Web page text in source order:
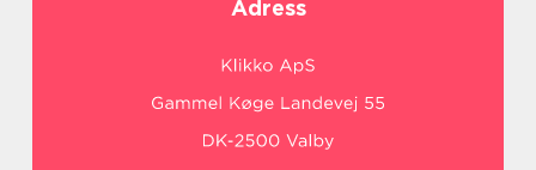
Adress